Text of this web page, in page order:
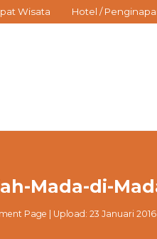
Wisata Hotel /
Mada-di-
Page | Upload: 23 Januari 2016